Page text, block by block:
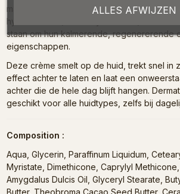
maar ook krachtige actieve bestanddelen
hyaluronzuur (natriumhyaluronaat) en
staan om hun kalmerende, regenererende
eigenschappen.
Deze crème smelt op de huid, trekt snel in
effect achter te laten en laat een
achter die de hele dag blijft hangen.
geschikt voor alle huidtypes, zelfs bij
Composition :
Aqua, Glycerin, Paraffinum Liquidum,
Myristate, Dimethicone, Caprylyl
Amygdalus Dulcis Oil, Glyceryl Stearate,
ALLES AFWIJZEN